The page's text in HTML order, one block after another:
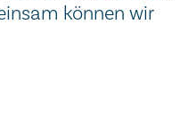
können wir